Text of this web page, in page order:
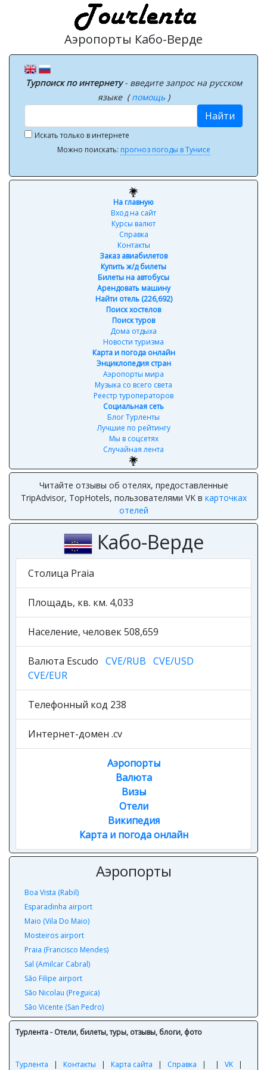
Аэропорты Кабо-Верде
Турпоиск по интернету- введите запрос на русском
языке (помощь )
Найти
Искать только в интернете
Можно поискать: прогноз погоды в Тунисе
На главную
Вход на сайт
Курсы валют
Справка
Контакты
Заказ авиабилетов
Купить ж/д билеты
Билеты на автобусы
Арендовать машину
Найти отель (226,692)
Поиск хостелов
Поиск туров
Дома отдыха
Новости туризма
Карта и погода онлайн
Энциклопедия стран
Аэропорты мира
Музыка со всего света
Реестр туроператоров
Социальная сеть
Блог Турленты
Лучшие по рейтингу
Мы в соцсетях
Случайная лента
Читайте отзывы об отелях, предоставленные
TripAdvisor, TopHotels, пользователями VK в карточках
отелей
Кабо-Верде
Столица Praia
Площадь, кв. км. 4,033
Население, человек 508,659
Валюта Escudo CVE/RUB CVE/USD
CVE/EUR
Телефонный код 238
Интернет-домен .cv
Аэропорты
Валюта
Визы
Отели
Википедия
Карта и погода онлайн
Аэропорты
Boa Vista (Rabil)
Esparadinha airport
Maio (Vila Do Maio)
Mosteiros airport
Praia (Francisco Mendes)
Sal (Amilcar Cabral)
São Filipe airport
São Nicolau (Preguica)
São Vicente (San Pedro)
Турлента - Отели, билеты, туры, отзывы, блоги, фото
Турлента | Контакты | Карта сайта | Справка | | VK |